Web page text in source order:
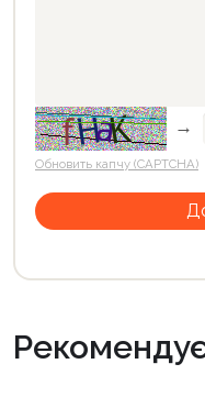
→
Обновить капчу (CAPTCHA)